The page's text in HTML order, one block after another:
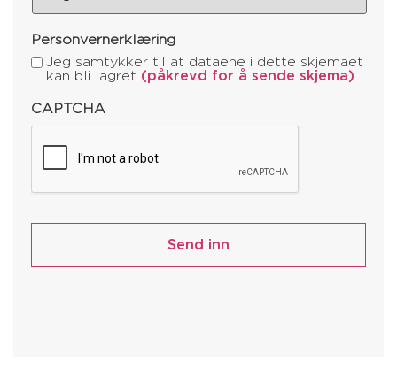
Personvernerklæring
Jeg samtykker til at dataene i dette skjemaet
kan bli lagret (påkrevd for å sende skjema)
CAPTCHA